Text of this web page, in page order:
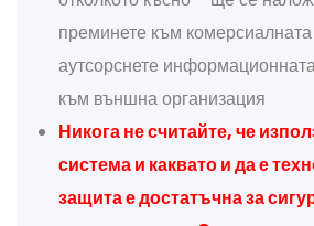
преминете към
аутсорснете
към външна организация
Никога не считайте, че
система и каквато и да е
защита е достатъчна за